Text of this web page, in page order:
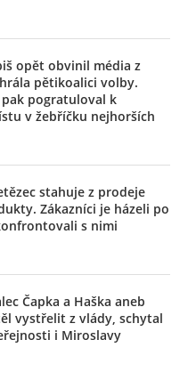
opět obvinil média z
pětikoalici volby.
pogratuloval k
v žebříčku nejhorších
stahuje z prodeje
Zákazníci je házeli po
s nimi
Čapka a Haška aneb
vystřelit z vlády, schytal
i Miroslavy